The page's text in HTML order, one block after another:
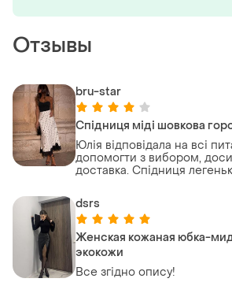
Отзывы
bru-star
Спідниця міді шовкова
Юлія відповідала на всі
допомогти з вибором,
доставка. Спідниця
dsrs
Женская кожаная юбка-
экокожи
Все згідно опису!